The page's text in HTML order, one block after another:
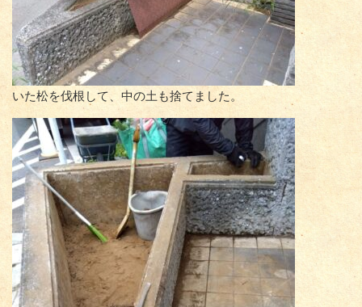
いた松を伐根して、中の土も捨てました。